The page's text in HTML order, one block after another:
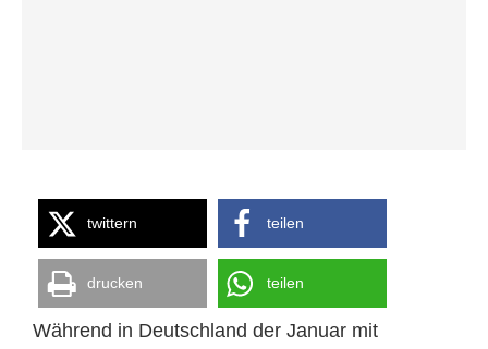
twittern teilen
drucken teilen
Während in Deutschland der Januar mit